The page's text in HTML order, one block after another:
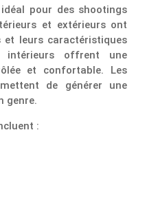
pour des shootings
et extérieurs ont
et leurs caractéristiques
intérieurs offrent une
et confortable. Les
de générer une
genre.
: